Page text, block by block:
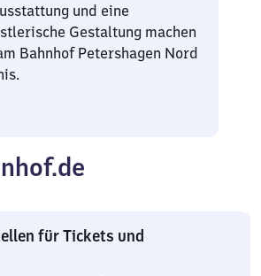
und eine
Gestaltung machen
Bahnhof Petershagen Nord
für Tickets und